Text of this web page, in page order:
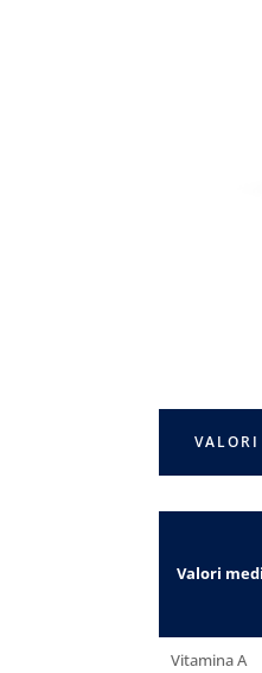
Valori medi
Vitamina A